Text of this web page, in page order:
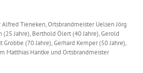
Tieneken, Ortsbrandmeister Uelsen Jörg
(25 Jahre), Berthold Ölert (40 Jahre), Gerold
Grobbe (70 Jahre), Gerhard Kemper (50 Jahre),
Matthias Hantke und Ortsbrandmeister